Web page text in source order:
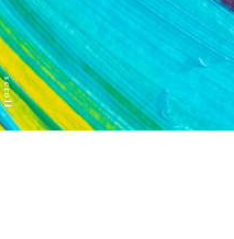
scroll